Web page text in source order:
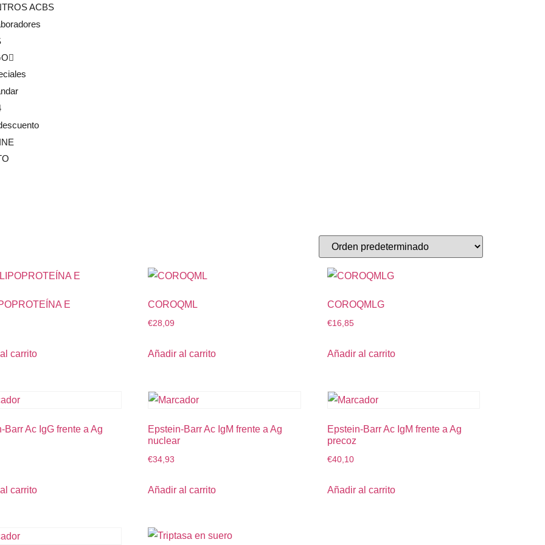
ACBS
E
carrito
COROQML
€28,09
Añadir al carrito
COROQMLG
€16,85
Añadir al carrito
Barr Ac IgG frente a Ag
carrito
Epstein-Barr Ac IgM frente a Ag
nuclear
€34,93
Añadir al carrito
Epstein-Barr Ac IgM frente a Ag
precoz
€40,10
Añadir al carrito